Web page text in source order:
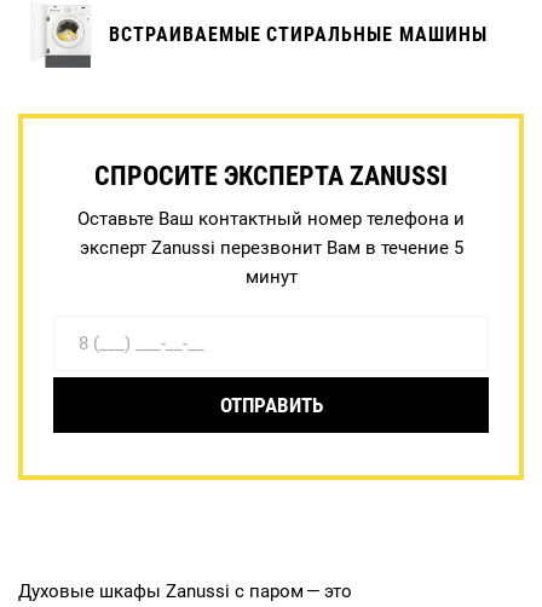
ВСТРАИВАЕМЫЕ СТИРАЛЬНЫЕ МАШИНЫ
СПРОСИТЕ ЭКСПЕРТА ZANUSSI
Оставьте Ваш контактный номер телефона и
эксперт Zanussi перезвонит Вам в течение 5
минут
ОТПРАВИТЬ
Духовые шкафы Zanussi с паром — это